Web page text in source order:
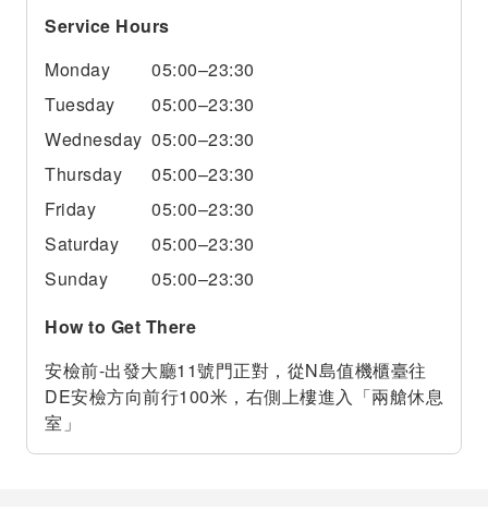
Service Hours
Monday
05:00–23:30
Tuesday
05:00–23:30
Wednesday 05:00–23:30
Thursday
05:00–23:30
Friday
05:00–23:30
Saturday
05:00–23:30
Sunday
05:00–23:30
How to Get There
安檢前-出發大廳11號門正對，從N島值機櫃臺往
DE安檢方向前行100米，右側上樓進入「兩艙休息
室」